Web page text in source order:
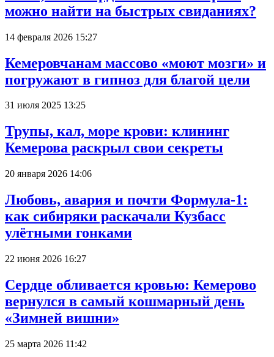
можно найти на быстрых свиданиях?
14 февраля 2026 15:27
Кемеровчанам массово «моют мозги» и
погружают в гипноз для благой цели
31 июля 2025 13:25
Трупы, кал, море крови: клининг
Кемерова раскрыл свои секреты
20 января 2026 14:06
Любовь, авария и почти Формула-1:
как сибиряки раскачали Кузбасс
улётными гонками
22 июня 2026 16:27
Сердце обливается кровью: Кемерово
вернулся в самый кошмарный день
«Зимней вишни»
25 марта 2026 11:42